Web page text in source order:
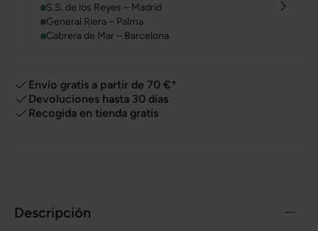
S.S. de los Reyes – Madrid
General Riera – Palma
Cabrera de Mar – Barcelona
Envío gratis a partir de 70 €*
Devoluciones hasta 30 días
Recogida en tienda gratis
Descripción